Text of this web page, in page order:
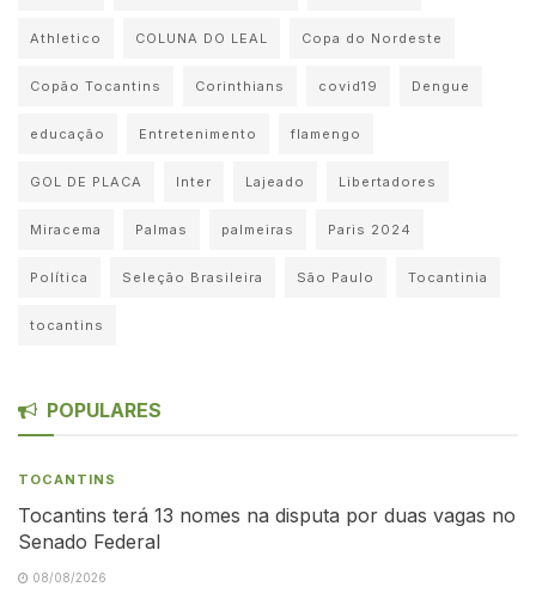
Athletico COLUNA DO LEAL Copa do Nordeste
Copão Tocantins Corinthians covid19 Dengue
educação Entretenimento flamengo
GOL DE PLACA Inter Lajeado Libertadores
Miracema Palmas palmeiras Paris 2024
Política Seleção Brasileira São Paulo Tocantinia
tocantins
POPULARES
TOCANTINS
Tocantins terá 13 nomes na disputa por duas vagas no
Senado Federal
08/08/2026